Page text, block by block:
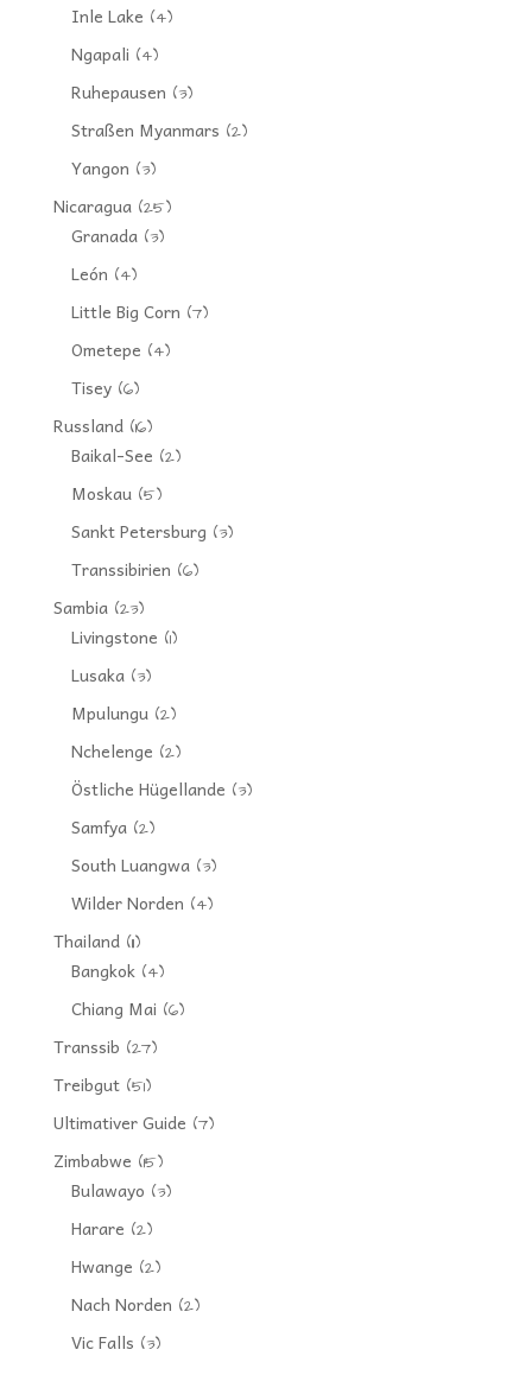
Inle Lake (4)
Ngapali (4)
Ruhepausen (3)
Straßen Myanmars (2)
Yangon (3)
Nicaragua(25)
Granada(3)
León (4)
Little Big Corn (7)
Ometepe (4)
Tisey(6)
Russland(16)
Baikal-See (2)
Moskau(5)
Sankt Petersburg (3)
Transsibirien (6)
Sambia(23)
Livingstone (1)
Lusaka(3)
Mpulungu(2)
Nchelenge (2)
Östliche Hügellande (3)
Samfya(2)
South Luangwa(3)
Wilder Norden (4)
Thailand(11)
Bangkok(4)
Chiang Mai (6)
Transsib (27)
Treibgut(51)
Ultimativer Guide (7)
Zimbabwe (15)
Bulawayo (3)
Harare (2)
Hwange (2)
Nach Norden (2)
Vic Falls (3)